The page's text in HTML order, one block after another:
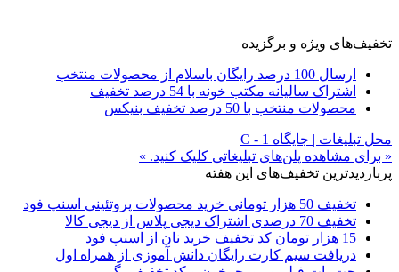
تخفیف‌های ویژه و برگزیده
ارسال 100 درصد رایگان باسلام از محصولات منتخب
اشتراک سالیانه مکتب خونه با 54 درصد تخفیف
محصولات منتخب با 50 درصد تخفیف بنیکس
محل تبلیغات | جایگاه C - 1
« برای مشاهده پلن‌های تبلیغاتی کلیک کنید. »
پربازدیدترین تخفیف‌های این هفته
تخفیف 50 هزار تومانی خرید محصولات پروتئینی اسنپ فود
تخفیف 70 درصدی اشتراک دیجی پلاس از دیجی کالا
15 هزار تومان کد تخفیف خرید نان از اسنپ فود
دریافت سیم کارت رایگان دانش آموزی از همراه اول